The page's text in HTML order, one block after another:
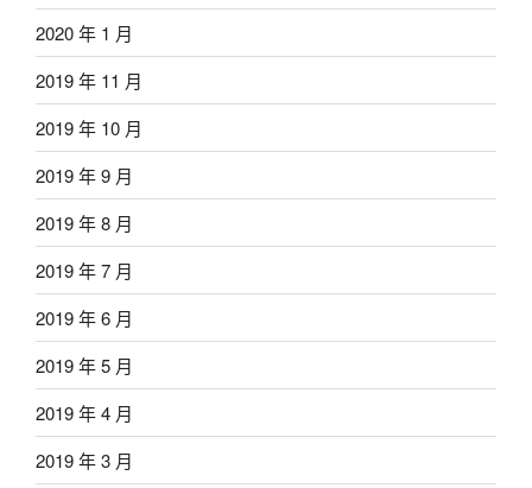
2020 年 1 月
2019 年 11 月
2019 年 10 月
2019 年 9 月
2019 年 8 月
2019 年 7 月
2019 年 6 月
2019 年 5 月
2019 年 4 月
2019 年 3 月